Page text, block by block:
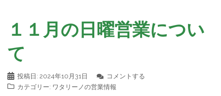
１１月の日曜営業につい
て
投稿日: 2024年10月31日
コメントする
カテゴリー: ワタリーノの営業情報